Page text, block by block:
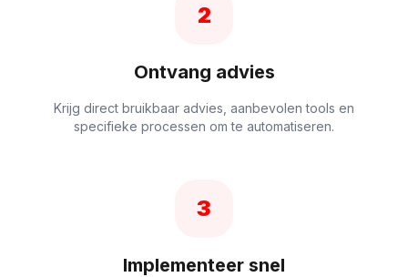
2
Ontvang advies
Krijg direct bruikbaar advies, aanbevolen tools en
specifieke processen om te automatiseren.
3
Implementeer snel